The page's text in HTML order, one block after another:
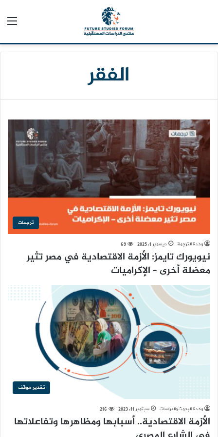
الفقر
ترجمات
وحدة الترجمة ديسمبر 1, 2025 69
نيويورك تايمز: الأزمة الاقتصادية في مصر تثير
معضلة أخرى – الإكراميات
تقدير موقف
وحدة البحوث والدراسات سبتمبر 11, 2023 216
الأزمة الاقتصادية.. أسبابها ومظاهرها وتفاعلاتها